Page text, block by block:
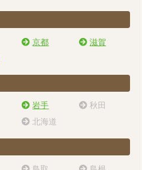
京都
滋賀
岩手
秋田
北海道